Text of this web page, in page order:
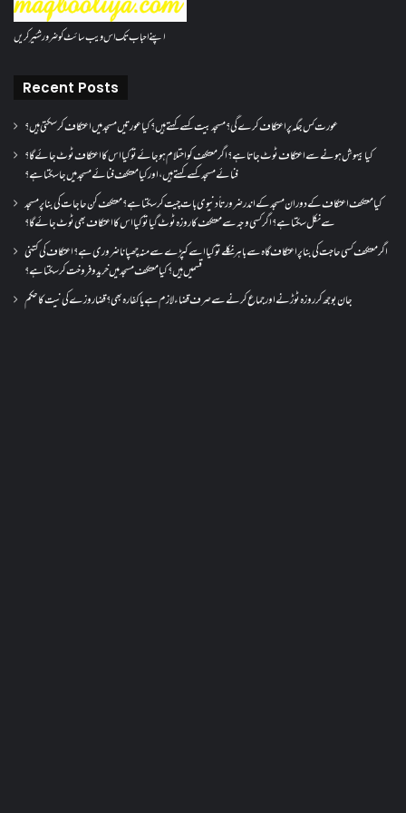
اپنے احباب تک اس ویب سائٹ کو ضرور شئیر کریں
Recent Posts
عورت کس جگہ پر اعتکاف کرے گی؟مسجد بیت کسے کہتے ہیں؟کیا عورتیں مسجد میں اعتکاف کر سکتی ہیں؟
کیا بیہوش ہونے سے اعتکاف ٹوٹ جاتا ہے؟ اگر معتکف کو احتلام ہو جائے تو کیا اس کا اعتکاف ٹوٹ جائے گا؟
فنائے مسجد کسے کہتے ہیں ، اور کیا معتکف فنائے مسجد میں جا سکتا ہے؟
کیا معتکف اعتکاف کے دوران مسجد کے اندر ضرورتاً دنیوی بات چیت کر سکتا ہے؟معتکف کن حاجات کی بنا پر مسجد
سے نکل سکتا ہے؟ اگر کسی وجہ سے معتکف کا روزہ ٹوٹ گیا تو کیا اس کا اعتکاف بھی ٹوٹ جائے گا؟
اگر معتکف کسی حاجت کی بنا پر اعتکاف گاہ سے باہر نکلے تو کیا اسے کپڑے سے منہ چھپانا ضروری ہے؟اعتکاف کی کتنی
قسمیں ہیں؟کیا معتکف مسجد میں خرید و فروخت کر سکتا ہے؟
جان بوجھ کر روزہ ٹوڑنے اور جماع کرنے سے صرف قضاء لازم ہے یا کفارہ بھی؟ قضا روزے کی نیت کا حکم